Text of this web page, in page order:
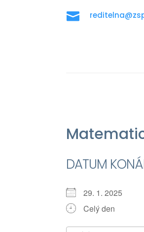

DATUM
29. 1. 2025
Celý den